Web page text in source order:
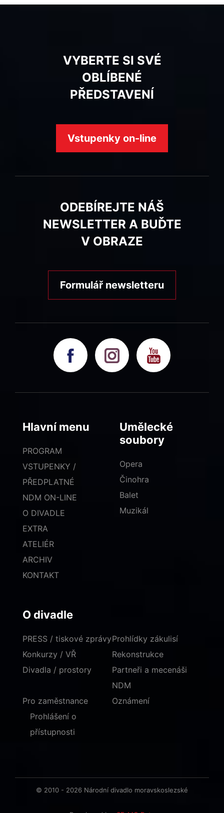
VYBERTE SI SVÉ
OBLÍBENÉ
PŘEDSTAVENÍ
Vstupenky on-line
ODEBÍREJTE NÁŠ
NEWSLETTER A BUĎTE
V OBRAZE
Formulář newsletteru
Hlavní menu
PROGRAM
VSTUPENKY /
PŘEDPLATNÉ
NDM ON-LINE
O DIVADLE
EXTRA
ATELIÉR
ARCHIV
KONTAKT
Umělecké
soubory
Opera
Činohra
Balet
Muzikál
O divadle
PRESS / tiskové zprávy
Konkurzy / VŘ
Divadla / prostory
Prohlídky zákulisí
Rekonstrukce
Partneři a mecenáši
NDM
Pro zaměstnance
Oznámení
Prohlášení o
přístupnosti
© 2010 - 2026 Národní divadlo moravskoslezské